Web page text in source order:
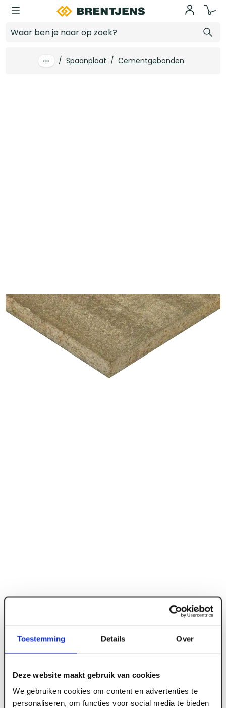
Toestemming Details Over
Deze website maakt gebruik van cookies
We gebruiken cookies om content en advertenties te
personaliseren, om functies voor social media te bieden
Ga naar hoofdinhoud
/ Spaanplaat / Cementgebonden
Cementgebonden
Log in voor prijzen